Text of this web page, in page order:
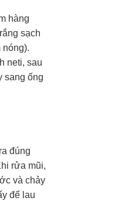
hàng
sạch
neti, sau
sang ống
đúng
rửa mũi,
và chảy
để lau